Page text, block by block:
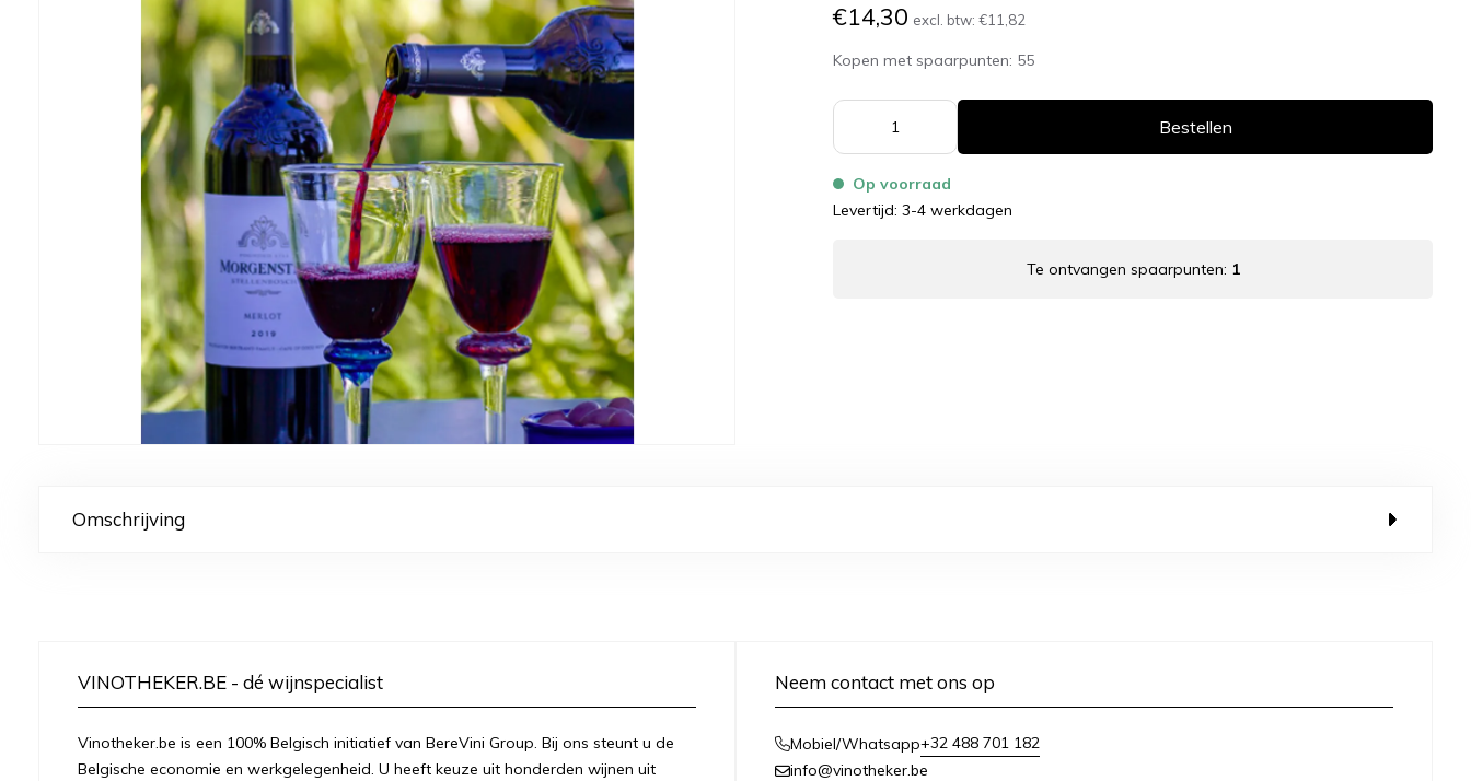
€14,30 excl. btw:€11,82
Kopen met spaarpunten: 55
Bestellen
Op voorraad
Levertijd: 3-4 werkdagen
Te ontvangen spaarpunten: 1
Omschrijving
VINOTHEKER.BE - dé wijnspecialist
Vinotheker.be is een 100% Belgisch initiatief van BereVini Group. Bij ons steunt u de
Belgische economie en werkgelegenheid. U heeft keuze uit honderden wijnen uit
Neem contact met ons op
Mobiel/Whatsapp+32 488 701 182
info@vinotheker.be